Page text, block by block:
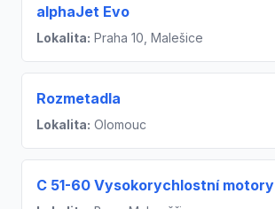
alphaJet Evo
Lokalita: Praha 10, Malešice
Rozmetadla
Lokalita: Olomouc
C 51-60 Vysokorychlostní motory